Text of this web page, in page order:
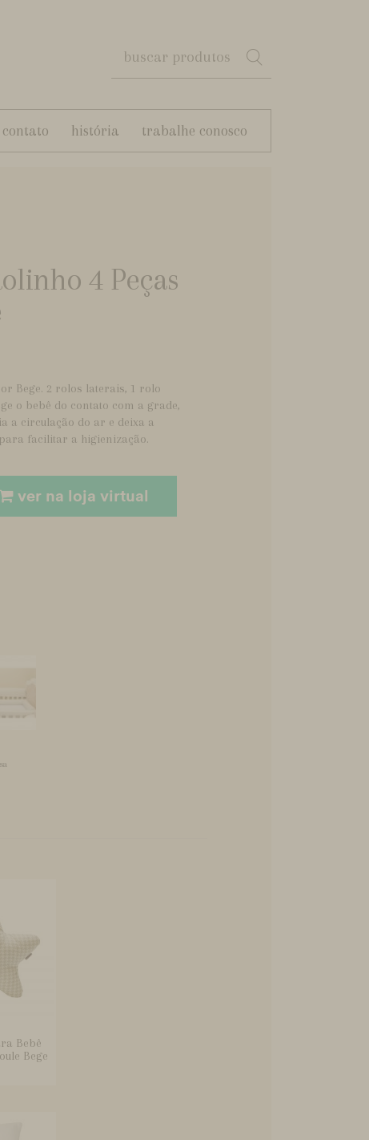
contato história trabalhe conosco
4 Peças
Bege. 2 rolos laterais, 1 rolo
o bebê do contato com a grade,
a circulação do ar e deixa a
facilitar a higienização.
ver na loja virtual
Bebê
Bege